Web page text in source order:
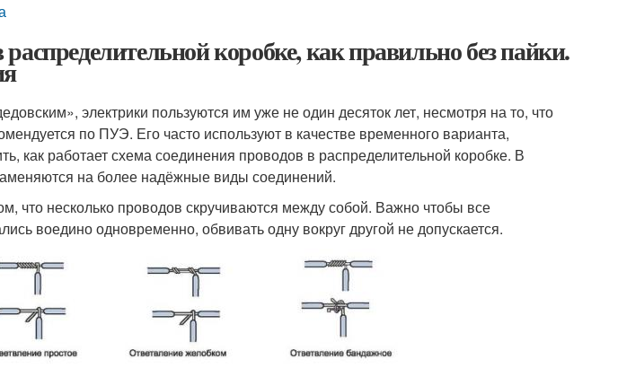
коробке, как правильно без пайки.
электрики пользуются им уже не один десяток лет, несмотря на то, что
по ПУЭ. Его часто используют в качестве временного варианта,
как работает схема соединения проводов в распределительной коробке. В
на более надёжные виды соединений.
что несколько проводов скручиваются между собой. Важно чтобы все
воедино одновременно, обвивать одну вокруг другой не допускается.